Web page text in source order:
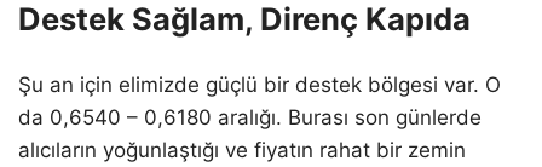
Destek Sağlam, Direnç Kapıda
Şu an için elimizde güçlü bir destek bölgesi var. O
da 0,6540 – 0,6180 aralığı. Burası son günlerde
alıcıların yoğunlaştığı ve fiyatın rahat bir zemin